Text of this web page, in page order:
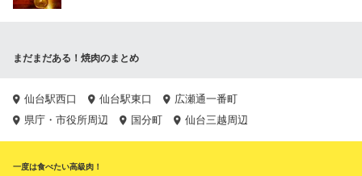
まだまだある！焼肉のまとめ
仙台駅西口 仙台駅東口
広瀬通一番町
県庁・市役所周辺
国分町 仙台三越周辺
一度は食べたい高級肉！